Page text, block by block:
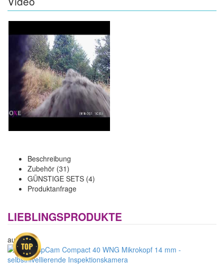
Beschreibung
Zubehör (31)
GÜNSTIGE SETS (4)
Produktanfrage
LIEBLINGSPRODUKTE
auf Lager